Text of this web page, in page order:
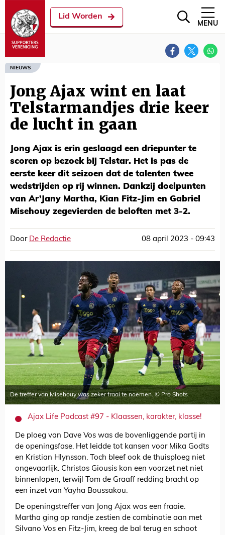
Lid Worden
MENU
NIEUWS
Jong Ajax wint en laat
Telstarmandjes drie keer
de lucht in gaan
Jong Ajax is erin geslaagd een driepunter te
scoren op bezoek bij Telstar. Het is pas de
eerste keer dit seizoen dat de talenten twee
wedstrijden op rij winnen. Dankzij doelpunten
van Ar’Jany Martha, Kian Fitz-Jim en Gabriel
Misehouy zegevierden de beloften met 3-2.
Door De Redactie 08 april 2023 - 09:43
De treffer van Misehouy was zeker fraai te noemen. © Pro Shots
Ajax Life Podcast #97 - Klaassen, karakter, klasse!
De ploeg van Dave Vos was de bovenliggende partij in
de openingsfase. Het leidde tot kansen voor Mika Godts
en Kristian Hlynsson. Toch bleef ook de thuisploeg niet
ongevaarlijk. Christos Giousis kon een voorzet net niet
binnenlopen, terwijl Tom de Graaff redding bracht op
een inzet van Yayha Boussakou.
De openingstreffer van Jong Ajax was een fraaie.
Martha ging op randje zestien de combinatie aan met
Silvano Vos en Fitz-Jim, kreeg de bal terug en schoot